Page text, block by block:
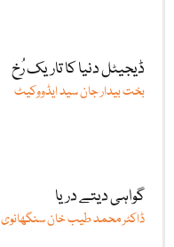
ڈیجیٹل دنیا کا تاریک رُخ
بخت بیدار جان سید ایڈووکیٹ
گواہی دیتے دریا
ڈاکٹر محمد طیب خان سنگھانوی